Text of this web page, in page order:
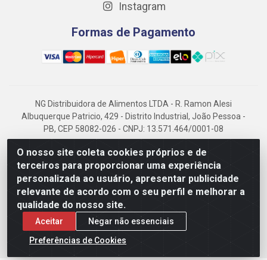
O nosso site coleta cookies próprios e de
terceiros para proporcionar uma experiência
personalizada ao usuário, apresentar publicidade
relevante de acordo com o seu perfil e melhorar a
qualidade do nosso site.
Aceitar
Negar não essenciais
Preferências de Cookies
Instagram
Formas de Pagamento
NG Distribuidora de Alimentos LTDA - R. Ramon Alesi
Albuquerque Patricio, 429 - Distrito Industrial, João Pessoa -
PB, CEP 58082-026 - CNPJ: 13.571.464/0001-08
NG Alimentos, há mais de 14 anos no mercado paraibano, é
referência em frigorificados, destacando-se pela logística
eficiente e excelência.